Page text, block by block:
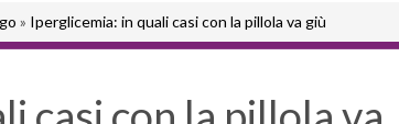
» Iperglicemia: in quali casi con la pillola va giù